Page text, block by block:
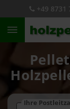
+49 8731
Ihre